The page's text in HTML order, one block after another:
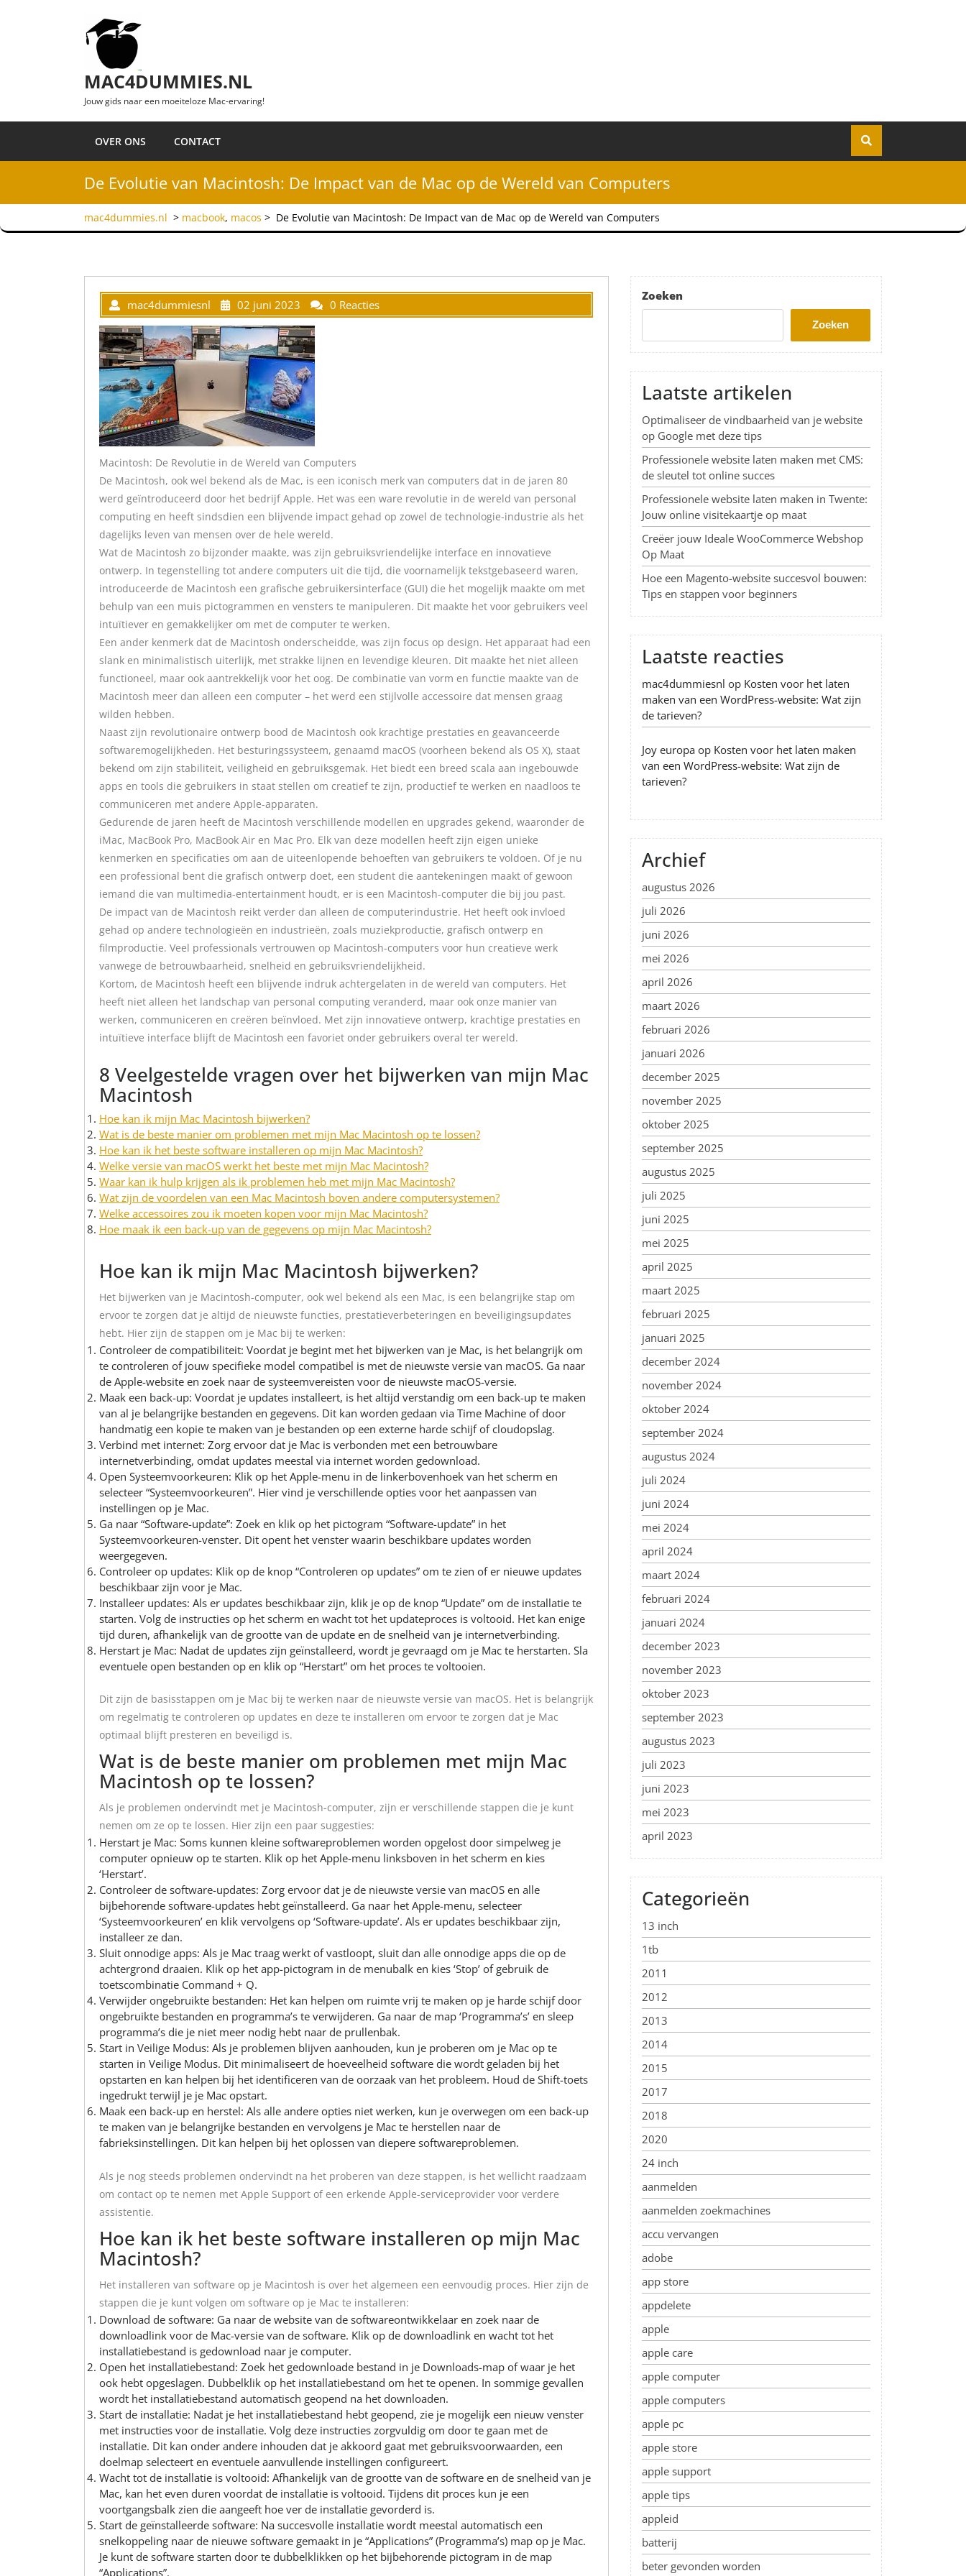
MAC4DUMMIES.NL
Jouw gids naar een moeiteloze Mac-ervaring!
OVER ONS CONTACT
De Evolutie van Macintosh: De Impact van de Mac op de Wereld van Computers
mac4dummies.nl > macbook, macos > De Evolutie van Macintosh: De Impact van de Mac op de Wereld van Computers
mac4dummiesnl 02 juni 2023 0 Reacties
Macintosh: De Revolutie in de Wereld van Computers
De Macintosh, ook wel bekend als de Mac, is een iconisch merk van computers dat in de jaren 80
werd geïntroduceerd door het bedrijf Apple. Het was een ware revolutie in de wereld van personal
computing en heeft sindsdien een blijvende impact gehad op zowel de technologie-industrie als het
dagelijks leven van mensen over de hele wereld.
Wat de Macintosh zo bijzonder maakte, was zijn gebruiksvriendelijke interface en innovatieve
ontwerp. In tegenstelling tot andere computers uit die tijd, die voornamelijk tekstgebaseerd waren,
introduceerde de Macintosh een grafische gebruikersinterface (GUI) die het mogelijk maakte om met
behulp van een muis pictogrammen en vensters te manipuleren. Dit maakte het voor gebruikers veel
intuïtiever en gemakkelijker om met de computer te werken.
Een ander kenmerk dat de Macintosh onderscheidde, was zijn focus op design. Het apparaat had een
slank en minimalistisch uiterlijk, met strakke lijnen en levendige kleuren. Dit maakte het niet alleen
functioneel, maar ook aantrekkelijk voor het oog. De combinatie van vorm en functie maakte van de
Macintosh meer dan alleen een computer – het werd een stijlvolle accessoire dat mensen graag
wilden hebben.
Naast zijn revolutionaire ontwerp bood de Macintosh ook krachtige prestaties en geavanceerde
softwaremogelijkheden. Het besturingssysteem, genaamd macOS (voorheen bekend als OS X), staat
bekend om zijn stabiliteit, veiligheid en gebruiksgemak. Het biedt een breed scala aan ingebouwde
apps en tools die gebruikers in staat stellen om creatief te zijn, productief te werken en naadloos te
communiceren met andere Apple-apparaten.
Gedurende de jaren heeft de Macintosh verschillende modellen en upgrades gekend, waaronder de
iMac, MacBook Pro, MacBook Air en Mac Pro. Elk van deze modellen heeft zijn eigen unieke
kenmerken en specificaties om aan de uiteenlopende behoeften van gebruikers te voldoen. Of je nu
een professional bent die grafisch ontwerp doet, een student die aantekeningen maakt of gewoon
iemand die van multimedia-entertainment houdt, er is een Macintosh-computer die bij jou past.
De impact van de Macintosh reikt verder dan alleen de computerindustrie. Het heeft ook invloed
gehad op andere technologieën en industrieën, zoals muziekproductie, grafisch ontwerp en
filmproductie. Veel professionals vertrouwen op Macintosh-computers voor hun creatieve werk
vanwege de betrouwbaarheid, snelheid en gebruiksvriendelijkheid.
Kortom, de Macintosh heeft een blijvende indruk achtergelaten in de wereld van computers. Het
heeft niet alleen het landschap van personal computing veranderd, maar ook onze manier van
werken, communiceren en creëren beïnvloed. Met zijn innovatieve ontwerp, krachtige prestaties en
intuïtieve interface blijft de Macintosh een favoriet onder gebruikers overal ter wereld.
8 Veelgestelde vragen over het bijwerken van mijn Mac
Macintosh
Hoe kan ik mijn Mac Macintosh bijwerken?
Wat is de beste manier om problemen met mijn Mac Macintosh op te lossen?
Hoe kan ik het beste software installeren op mijn Mac Macintosh?
Welke versie van macOS werkt het beste met mijn Mac Macintosh?
Waar kan ik hulp krijgen als ik problemen heb met mijn Mac Macintosh?
Wat zijn de voordelen van een Mac Macintosh boven andere computersystemen?
Welke accessoires zou ik moeten kopen voor mijn Mac Macintosh?
Hoe maak ik een back-up van de gegevens op mijn Mac Macintosh?
Hoe kan ik mijn Mac Macintosh bijwerken?
Het bijwerken van je Macintosh-computer, ook wel bekend als een Mac, is een belangrijke stap om
ervoor te zorgen dat je altijd de nieuwste functies, prestatieverbeteringen en beveiligingsupdates
hebt. Hier zijn de stappen om je Mac bij te werken:
Controleer de compatibiliteit: Voordat je begint met het bijwerken van je Mac, is het belangrijk om
te controleren of jouw specifieke model compatibel is met de nieuwste versie van macOS. Ga naar
de Apple-website en zoek naar de systeemvereisten voor de nieuwste macOS-versie.
Maak een back-up: Voordat je updates installeert, is het altijd verstandig om een back-up te maken
van al je belangrijke bestanden en gegevens. Dit kan worden gedaan via Time Machine of door
handmatig een kopie te maken van je bestanden op een externe harde schijf of cloudopslag.
Verbind met internet: Zorg ervoor dat je Mac is verbonden met een betrouwbare
internetverbinding, omdat updates meestal via internet worden gedownload.
Open Systeemvoorkeuren: Klik op het Apple-menu in de linkerbovenhoek van het scherm en
selecteer “Systeemvoorkeuren”. Hier vind je verschillende opties voor het aanpassen van
instellingen op je Mac.
Ga naar “Software-update”: Zoek en klik op het pictogram “Software-update” in het
Systeemvoorkeuren-venster. Dit opent het venster waarin beschikbare updates worden
weergegeven.
Controleer op updates: Klik op de knop “Controleren op updates” om te zien of er nieuwe updates
beschikbaar zijn voor je Mac.
Installeer updates: Als er updates beschikbaar zijn, klik je op de knop “Update” om de installatie te
starten. Volg de instructies op het scherm en wacht tot het updateproces is voltooid. Het kan enige
tijd duren, afhankelijk van de grootte van de update en de snelheid van je internetverbinding.
Herstart je Mac: Nadat de updates zijn geïnstalleerd, wordt je gevraagd om je Mac te herstarten. Sla
eventuele open bestanden op en klik op “Herstart” om het proces te voltooien.
Dit zijn de basisstappen om je Mac bij te werken naar de nieuwste versie van macOS. Het is belangrijk
om regelmatig te controleren op updates en deze te installeren om ervoor te zorgen dat je Mac
optimaal blijft presteren en beveiligd is.
Wat is de beste manier om problemen met mijn Mac
Macintosh op te lossen?
Als je problemen ondervindt met je Macintosh-computer, zijn er verschillende stappen die je kunt
nemen om ze op te lossen. Hier zijn een paar suggesties:
Herstart je Mac: Soms kunnen kleine softwareproblemen worden opgelost door simpelweg je
computer opnieuw op te starten. Klik op het Apple-menu linksboven in het scherm en kies
‘Herstart’.
Controleer de software-updates: Zorg ervoor dat je de nieuwste versie van macOS en alle
bijbehorende software-updates hebt geïnstalleerd. Ga naar het Apple-menu, selecteer
‘Systeemvoorkeuren’ en klik vervolgens op ‘Software-update’. Als er updates beschikbaar zijn,
installeer ze dan.
Sluit onnodige apps: Als je Mac traag werkt of vastloopt, sluit dan alle onnodige apps die op de
achtergrond draaien. Klik op het app-pictogram in de menubalk en kies ‘Stop’ of gebruik de
toetscombinatie Command + Q.
Verwijder ongebruikte bestanden: Het kan helpen om ruimte vrij te maken op je harde schijf door
ongebruikte bestanden en programma’s te verwijderen. Ga naar de map ‘Programma’s’ en sleep
programma’s die je niet meer nodig hebt naar de prullenbak.
Start in Veilige Modus: Als je problemen blijven aanhouden, kun je proberen om je Mac op te
starten in Veilige Modus. Dit minimaliseert de hoeveelheid software die wordt geladen bij het
opstarten en kan helpen bij het identificeren van de oorzaak van het probleem. Houd de Shift-toets
ingedrukt terwijl je je Mac opstart.
Maak een back-up en herstel: Als alle andere opties niet werken, kun je overwegen om een back-up
te maken van je belangrijke bestanden en vervolgens je Mac te herstellen naar de
fabrieksinstellingen. Dit kan helpen bij het oplossen van diepere softwareproblemen.
Als je nog steeds problemen ondervindt na het proberen van deze stappen, is het wellicht raadzaam
om contact op te nemen met Apple Support of een erkende Apple-serviceprovider voor verdere
assistentie.
Hoe kan ik het beste software installeren op mijn Mac
Macintosh?
Het installeren van software op je Macintosh is over het algemeen een eenvoudig proces. Hier zijn de
stappen die je kunt volgen om software op je Mac te installeren:
Download de software: Ga naar de website van de softwareontwikkelaar en zoek naar de
downloadlink voor de Mac-versie van de software. Klik op de downloadlink en wacht tot het
installatiebestand is gedownload naar je computer.
Open het installatiebestand: Zoek het gedownloade bestand in je Downloads-map of waar je het
ook hebt opgeslagen. Dubbelklik op het installatiebestand om het te openen. In sommige gevallen
wordt het installatiebestand automatisch geopend na het downloaden.
Start de installatie: Nadat je het installatiebestand hebt geopend, zie je mogelijk een nieuw venster
met instructies voor de installatie. Volg deze instructies zorgvuldig om door te gaan met de
installatie. Dit kan onder andere inhouden dat je akkoord gaat met gebruiksvoorwaarden, een
doelmap selecteert en eventuele aanvullende instellingen configureert.
Wacht tot de installatie is voltooid: Afhankelijk van de grootte van de software en de snelheid van je
Mac, kan het even duren voordat de installatie is voltooid. Tijdens dit proces kun je een
voortgangsbalk zien die aangeeft hoe ver de installatie gevorderd is.
Start de geïnstalleerde software: Na succesvolle installatie wordt meestal automatisch een
snelkoppeling naar de nieuwe software gemaakt in je “Applications” (Programma’s) map op je Mac.
Je kunt de software starten door te dubbelklikken op het bijbehorende pictogram in de map
“Applications”.
Zoeken
Zoeken
Laatste artikelen
Optimaliseer de vindbaarheid van je website
op Google met deze tips
Professionele website laten maken met CMS:
de sleutel tot online succes
Professionele website laten maken in Twente:
Jouw online visitekaartje op maat
Creëer jouw Ideale WooCommerce Webshop
Op Maat
Hoe een Magento-website succesvol bouwen:
Tips en stappen voor beginners
Laatste reacties
mac4dummiesnl op Kosten voor het laten
maken van een WordPress-website: Wat zijn
de tarieven?
Joy europa op Kosten voor het laten maken
van een WordPress-website: Wat zijn de
tarieven?
Archief
augustus 2026
juli 2026
juni 2026
mei 2026
april 2026
maart 2026
februari 2026
januari 2026
december 2025
november 2025
oktober 2025
september 2025
augustus 2025
juli 2025
juni 2025
mei 2025
april 2025
maart 2025
februari 2025
januari 2025
december 2024
november 2024
oktober 2024
september 2024
augustus 2024
juli 2024
juni 2024
mei 2024
april 2024
maart 2024
februari 2024
januari 2024
december 2023
november 2023
oktober 2023
september 2023
augustus 2023
juli 2023
juni 2023
mei 2023
april 2023
Categorieën
13 inch
1tb
2011
2012
2013
2014
2015
2017
2018
2020
24 inch
aanmelden
aanmelden zoekmachines
accu vervangen
adobe
app store
appdelete
apple
apple care
apple computer
apple computers
apple pc
apple store
apple support
apple tips
appleid
batterij
beter gevonden worden